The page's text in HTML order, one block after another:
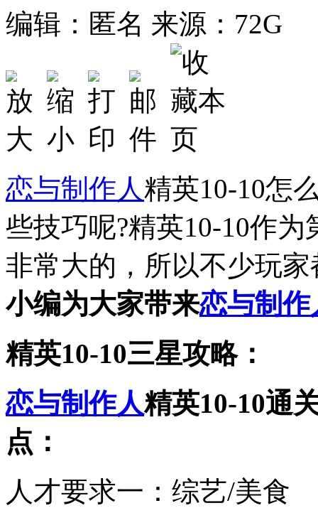
编辑：匿名 来源：72G
恋与制作人精英10-10怎
些技巧呢?精英10-10作
非常大的，所以不少玩
小编为大家带来恋与制作
精英10-10三星攻略：
恋与制作人精英10-10通
点：
人才要求一：综艺/美食